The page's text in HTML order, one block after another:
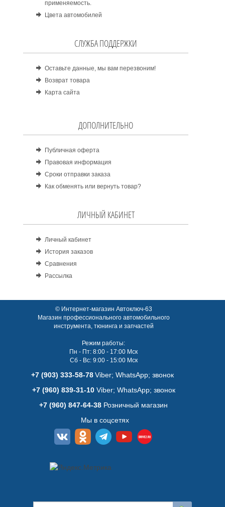
применяемость.
Цвета автомобилей
СЛУЖБА ПОДДЕРЖКИ
Оставьте данные, мы вам перезвоним!
Возврат товара
Карта сайта
ДОПОЛНИТЕЛЬНО
Публичная оферта
Правовая информация
Сроки отправки заказа
Как обменять или вернуть товар?
ЛИЧНЫЙ КАБИНЕТ
Личный кабинет
История заказов
Сравнения
Рассылка
© Интернет-магазин Автоключ-63
Магазин профессионального автомобильного
инструмента, тюнинга и запчастей
Режим работы:
Пн - Пт: 8:00 - 17:00 Мск
Сб - Вс: 9:00 - 15:00 Мск
+7 (903) 333-58-78 Viber; WhatsАpp; звонок
+7 (960) 839-31-10Viber; WhatsАpp; звонок
+7 (960) 847-64-38 Розничный магазин
Мы в соцсетях